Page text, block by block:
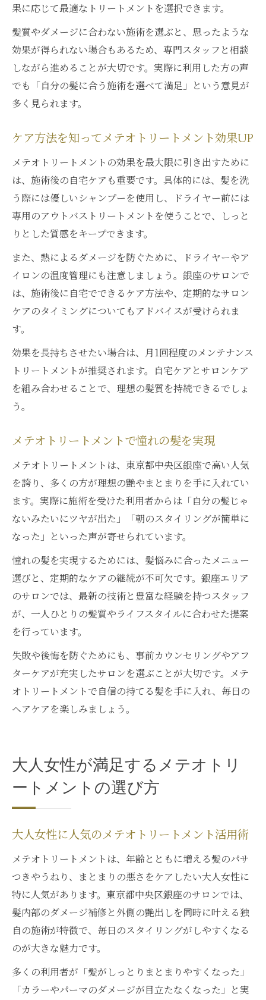
果に応じて最適なトリートメントを選択できます。
髪質やダメージに合わない施術を選ぶと、思ったような
効果が得られない場合もあるため、専門スタッフと相談
しながら進めることが大切です。実際に利用した方の声
でも「自分の髪に合う施術を選べて満足」という意見が
多く見られます。
ケア方法を知ってメテオトリートメント効果UP
メテオトリートメントの効果を最大限に引き出すために
は、施術後の自宅ケアも重要です。具体的には、髪を洗
う際には優しいシャンプーを使用し、ドライヤー前には
専用のアウトバストリートメントを使うことで、しっと
りとした質感をキープできます。
また、熱によるダメージを防ぐために、ドライヤーやア
イロンの温度管理にも注意しましょう。銀座のサロンで
は、施術後に自宅でできるケア方法や、定期的なサロン
ケアのタイミングについてもアドバイスが受けられま
す。
効果を長持ちさせたい場合は、月1回程度のメンテナンス
トリートメントが推奨されます。自宅ケアとサロンケア
を組み合わせることで、理想の髪質を持続できるでしょ
う。
メテオトリートメントで憧れの髪を実現
メテオトリートメントは、東京都中央区銀座で高い人気
を誇り、多くの方が理想の艶やまとまりを手に入れてい
ます。実際に施術を受けた利用者からは「自分の髪じゃ
ないみたいにツヤが出た」「朝のスタイリングが簡単に
なった」といった声が寄せられています。
憧れの髪を実現するためには、髪悩みに合ったメニュー
選びと、定期的なケアの継続が不可欠です。銀座エリア
のサロンでは、最新の技術と豊富な経験を持つスタッフ
が、一人ひとりの髪質やライフスタイルに合わせた提案
を行っています。
失敗や後悔を防ぐためにも、事前カウンセリングやアフ
ターケアが充実したサロンを選ぶことが大切です。メテ
オトリートメントで自信の持てる髪を手に入れ、毎日の
ヘアケアを楽しみましょう。
大人女性が満足するメテオトリ
ートメントの選び方
大人女性に人気のメテオトリートメント活用術
メテオトリートメントは、年齢とともに増える髪のパサ
つきやうねり、まとまりの悪さをケアしたい大人女性に
特に人気があります。東京都中央区銀座のサロンでは、
髪内部のダメージ補修と外側の艶出しを同時に叶える独
自の施術が特徴で、毎日のスタイリングがしやすくなる
のが大きな魅力です。
多くの利用者が「髪がしっとりまとまりやすくなった」
「カラーやパーマのダメージが目立たなくなった」と実